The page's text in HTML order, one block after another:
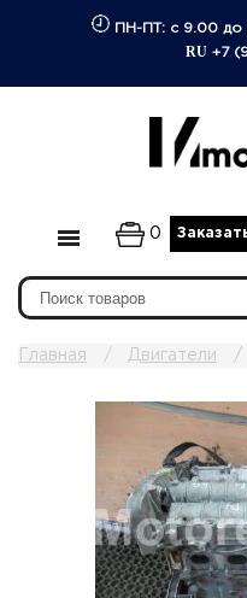
ПН-ПТ: с 9.00 до
RU +7
0
Главная Двигатели